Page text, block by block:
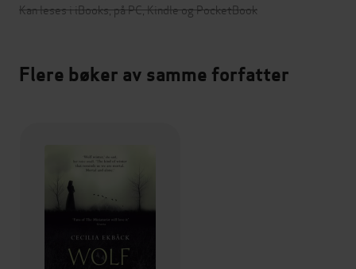
Kan leses i iBooks, på PC, Kindle og PocketBook
Flere bøker av samme forfatter